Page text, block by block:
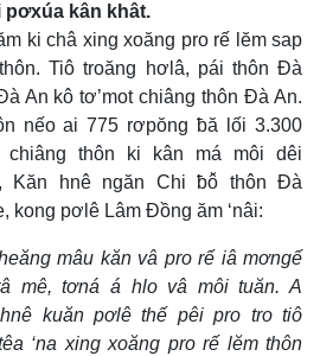
pơxúa kân khât.
ki châ xing xoăng pro rế lĕm sap
Tiô troăng hơlâ, pái thôn Đà
An kô tơ’mot chiâng thôn Đà An.
nếo ai 775 rơpŏng ƀă lối 3.300
chiâng thôn ki kân má môi dêi
Kăn hnê ngăn Chi ƀô̆ thôn Đà
kong pơlê Lâm Đồng ăm ‘nâi:
mâu kăn vâ pro rế iâ mơngế
mê, tơná á hlo vâ môi tuăn. A
kuăn pơlê thế pêi pro tro tiô
‘na xing xoăng pro rế lĕm thôn